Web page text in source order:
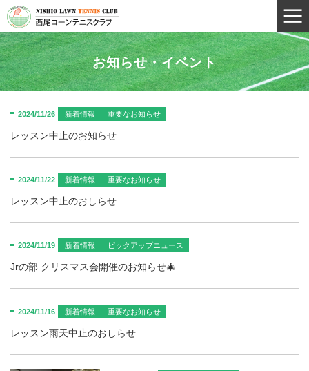
お知らせ・イベント
2024/11/26 新着情報 重要なお知らせ
レッスン中止のお知らせ
2024/11/22 新着情報 重要なお知らせ
レッスン中止のおしらせ
2024/11/19 新着情報 ピックアップニュース
Jrの部 クリスマス会開催のお知らせ🎄
2024/11/16 新着情報 重要なお知らせ
レッスン雨天中止のおしらせ